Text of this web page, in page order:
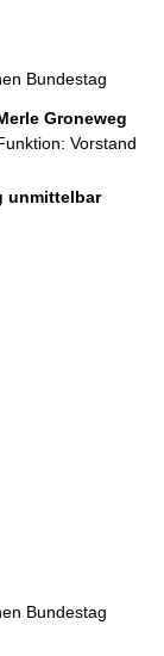
Bundestag
Groneweg
Vorstand
unmittelbar
Bundestag